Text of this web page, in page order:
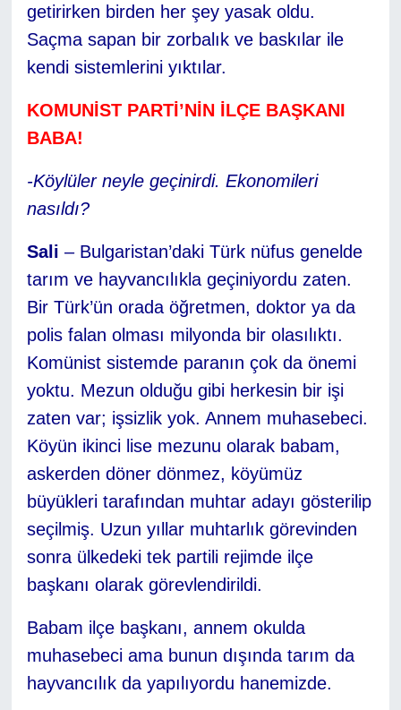
getirirken birden her şey yasak oldu.
Saçma sapan bir zorbalık ve baskılar ile
kendi sistemlerini yıktılar.
KOMUNİST PARTİ’NİN İLÇE BAŞKANI
BABA!
-Köylüler neyle geçinirdi. Ekonomileri
nasıldı?
Sali – Bulgaristan’daki Türk nüfus genelde
tarım ve hayvancılıkla geçiniyordu zaten.
Bir Türk’ün orada öğretmen, doktor ya da
polis falan olması milyonda bir olasılıktı.
Komünist sistemde paranın çok da önemi
yoktu. Mezun olduğu gibi herkesin bir işi
zaten var; işsizlik yok. Annem muhasebeci.
Köyün ikinci lise mezunu olarak babam,
askerden döner dönmez, köyümüz
büyükleri tarafından muhtar adayı gösterilip
seçilmiş. Uzun yıllar muhtarlık görevinden
sonra ülkedeki tek partili rejimde ilçe
başkanı olarak görevlendirildi.
Babam ilçe başkanı, annem okulda
muhasebeci ama bunun dışında tarım da
hayvancılık da yapılıyordu hanemizde.